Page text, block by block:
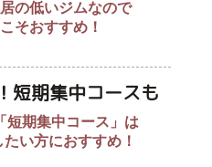
の低いジムなので
そおすすめ！
短期集中コースも
短期集中コース」は
い方におすすめ！